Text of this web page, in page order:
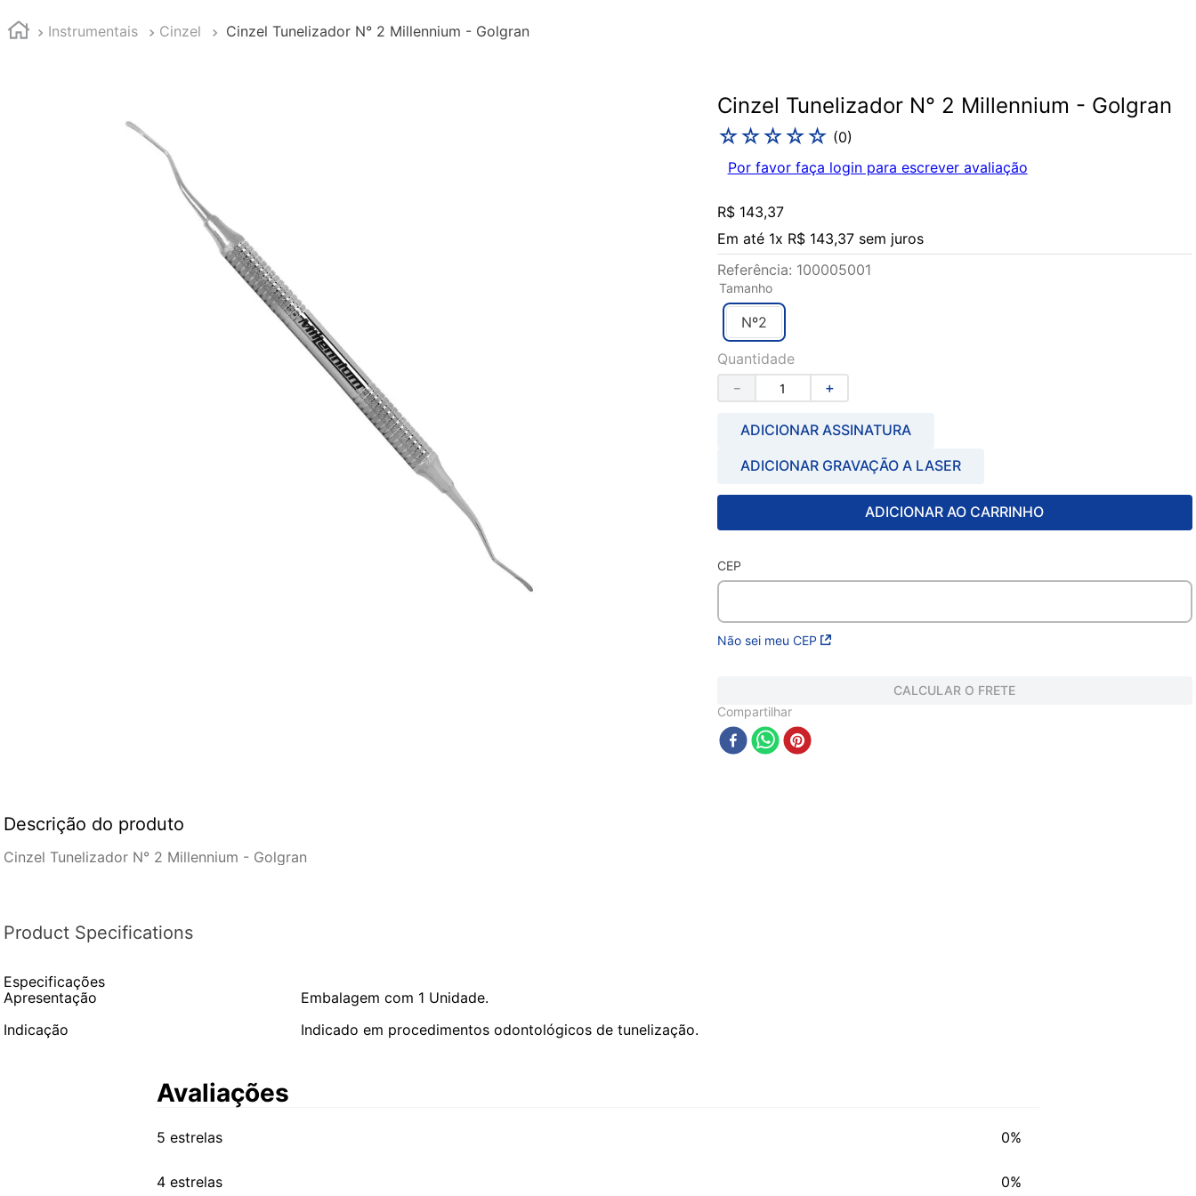
Instrumentais Cinzel Cinzel Tunelizador N° 2 Millennium - Golgran
Cinzel Tunelizador N° 2 Millennium - Golgran
☆☆☆☆☆ (0)
Por favor faça login para escrever avaliação
R$ 143,37
Em até 1x R$ 143,37sem juros
Referência: 100005001
Tamanho
Nº2
Quantidade
＋
－
ADICIONAR ASSINATURA
ADICIONAR GRAVAÇÃO A LASER
ADICIONAR AO CARRINHO
CEP
Não sei meu CEP
CALCULAR O FRETE
Compartilhar
Descrição do produto
Cinzel Tunelizador N° 2 Millennium - Golgran
Product Specifications
Especificações
Apresentação
Embalagem com 1 Unidade.
Indicação
Indicado em procedimentos odontológicos de tunelização.
Avaliações
5 estrelas 0%
4 estrelas 0%